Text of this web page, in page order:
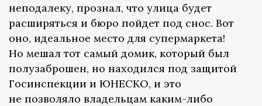
неподалеку, прознал, что улица будет
расширяться и бюро пойдет под снос. Вот
оно, идеальное место для супермаркета!
Но мешал тот самый домик, который был
полузаброшен, но находился под защитой
Госинспекции и ЮНЕСКО, и это
не позволяло владельцам каким-либо